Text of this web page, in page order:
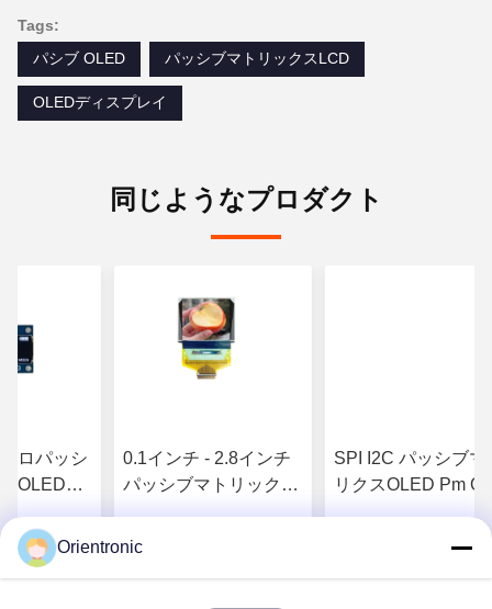
Tags:
パシブ OLED
パッシブマトリックスLCD
OLEDディスプレイ
同じようなプロダクト
ロパッシ
OLEDデ
I2C 医療
グメン
合わせ
0.1インチ - 2.8インチ
パッシブマトリックス
スタム 4k OLED モニ
SPI I2C パッシブマ
リクスOLED Pm
スプレイ、セグメ
Orientronic